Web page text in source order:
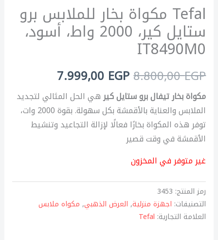
Tefal مكواة بخار للملابس برو
ستايل كير، 2000 واط، أسود،
IT8490M0
8.800,00EGP
7.999,00 EGP
مكواة بخار تيفال برو ستايل كيرهي الحل المثالي لتجديد
الملابس والعناية بالأقمشة بكل سهولة. بقوة 2000 وات،
توفر هذه المكواة بخارًا فعالًا لإزالة التجاعيد وتنشيط
الأقمشة في وقت قصير
غير متوفر في المخزون
رمز المنتج: 3453
التصنيفات: اجهزة منزلية, العرض الذهبي, مكواه ملابس
العلامة التجارية: Tefal